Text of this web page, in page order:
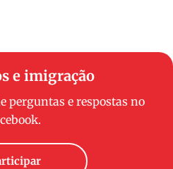
e imigração
perguntas e respostas no